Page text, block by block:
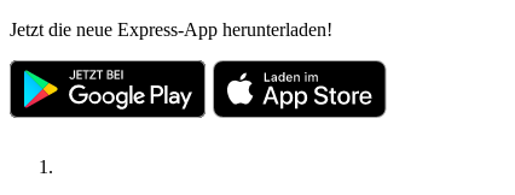
Jetzt die neue Express-App herunterladen!